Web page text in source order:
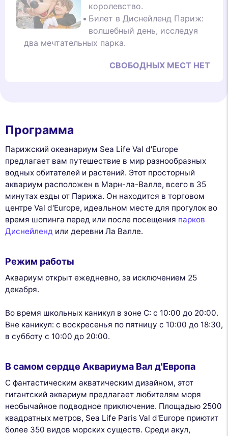
королевство.
Билет в Диснейленд Париж:
волшебный день, исследуя
два мечтательных парка.
СВОБОДНЫХ МЕСТ НЕТ
Программа
Парижский океанариум Sea Life Val d'Europe
предлагает вам путешествие в мир разнообразных
водных обитателей и растений. Этот просторный
аквариум расположен в Марн-ла-Валле, всего в 35
минутах езды от Парижа. Он находится в торговом
центре Val d'Europe, идеальном месте для прогулок во
время шопинга перед или после посещения парков
Диснейленд или деревни Ла Валле.
Режим работы
Аквариум открыт ежедневно, за исключением 25
декабря.
Во время школьных каникул в зоне C: с 10:00 до 20:00.
Вне каникул: с воскресенья по пятницу с 10:00 до 18:30,
в субботу с 10:00 до 20:00.
В самом сердце Аквариума Вал д'Европа
С фантастическим акватическим дизайном, этот
гигантский аквариум предлагает любителям моря
необычайное подводное приключение. Площадью 2500
квадратных метров, Sea Life Paris Val d'Europe приютит
более 350 видов морских существ. Среди акул,